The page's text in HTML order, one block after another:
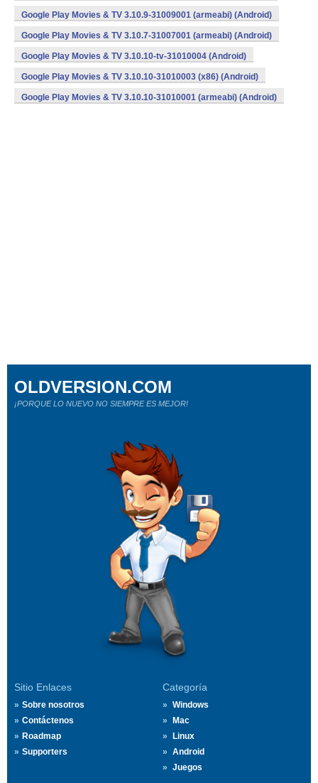
Google Play Movies & TV 3.10.9-31009001 (armeabi) (Android)
Google Play Movies & TV 3.10.7-31007001 (armeabi) (Android)
Google Play Movies & TV 3.10.10-tv-31010004 (Android)
Google Play Movies & TV 3.10.10-31010003 (x86) (Android)
Google Play Movies & TV 3.10.10-31010001 (armeabi) (Android)
Sitio Enlaces
Sobre nosotros
Contáctenos
Roadmap
Supporters
Categoría
Windows
Mac
Linux
Android
Juegos
OLDVERSION.COM
¡PORQUE LO NUEVO NO SIEMPRE ES MEJOR!